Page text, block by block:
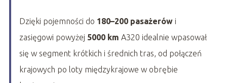
Dzięki pojemności do 180–200 pasażerówi
zasięgowi powyżej 5000 km A320 idealnie wpasował
się w segment krótkich i średnich tras, od połączeń
krajowych po loty międzykrajowe w obrębie